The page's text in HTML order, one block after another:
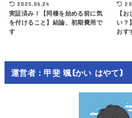
2025.06.24
実証済み！【同棲を始める前に気
を付けること】結論、初期費用で
す
【
い？
おす
運営者：甲斐 颯(かい はやて)